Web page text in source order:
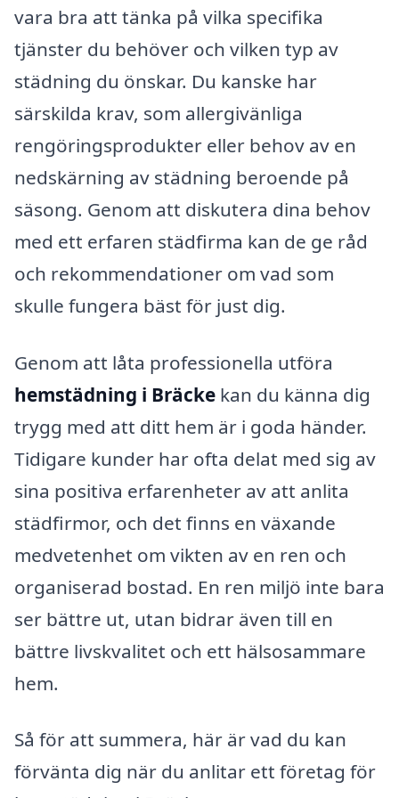
vara bra att tänka på vilka specifika
tjänster du behöver och vilken typ av
städning du önskar. Du kanske har
särskilda krav, som allergivänliga
rengöringsprodukter eller behov av en
nedskärning av städning beroende på
säsong. Genom att diskutera dina behov
med ett erfaren städfirma kan de ge råd
och rekommendationer om vad som
skulle fungera bäst för just dig.
Genom att låta professionella utföra
hemstädning i Bräcke kan du känna dig
trygg med att ditt hem är i goda händer.
Tidigare kunder har ofta delat med sig av
sina positiva erfarenheter av att anlita
städfirmor, och det finns en växande
medvetenhet om vikten av en ren och
organiserad bostad. En ren miljö inte bara
ser bättre ut, utan bidrar även till en
bättre livskvalitet och ett hälsosammare
hem.
Så för att summera, här är vad du kan
förvänta dig när du anlitar ett företag för